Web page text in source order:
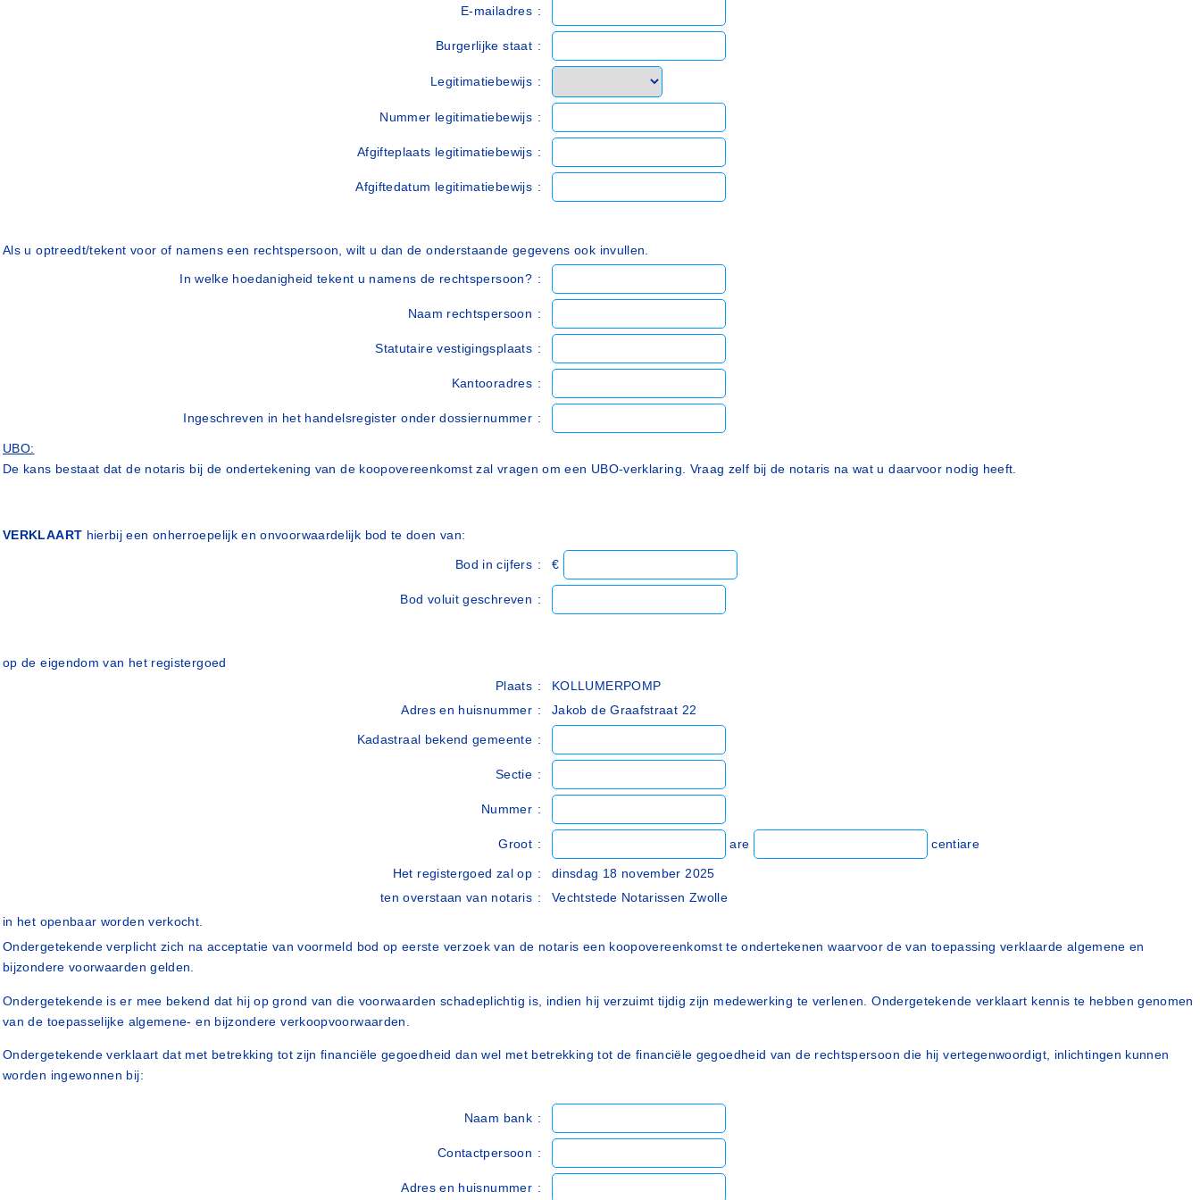
E-mailadres :
Burgerlijke staat :
Legitimatiebewijs :
Nummer legitimatiebewijs :
Afgifteplaats legitimatiebewijs :
Afgiftedatum legitimatiebewijs :
Als u optreedt/tekent voor of namens een rechtspersoon, wilt u dan de onderstaande gegevens ook invullen.
In welke hoedanigheid tekent u namens de rechtspersoon? :
Naam rechtspersoon :
Statutaire vestigingsplaats :
Kantooradres :
Ingeschreven in het handelsregister onder dossiernummer :
UBO:
De kans bestaat dat de notaris bij de ondertekening van de koopovereenkomst zal vragen om een UBO-verklaring. Vraag zelf bij de notaris na wat u daarvoor nodig heeft.
VERKLAART hierbij een onherroepelijk en onvoorwaardelijk bod te doen van:
Bod in cijfers : €
Bod voluit geschreven :
op de eigendom van het registergoed
Plaats :
KOLLUMERPOMP
Adres en huisnummer : Jakob de Graafstraat 22
Kadastraal bekend gemeente :
Sectie :
Nummer :
Groot : are centiare
Het registergoed zal op :
dinsdag 18 november 2025
ten overstaan van notaris :
Vechtstede Notarissen Zwolle
in het openbaar worden verkocht.
Ondergetekende verplicht zich na acceptatie van voormeld bod op eerste verzoek van de notaris een koopovereenkomst te ondertekenen waarvoor de van toepassing verklaarde algemene en
bijzondere voorwaarden gelden.
Ondergetekende is er mee bekend dat hij op grond van die voorwaarden schadeplichtig is, indien hij verzuimt tijdig zijn medewerking te verlenen. Ondergetekende verklaart kennis te hebben genomen
van de toepasselijke algemene- en bijzondere verkoopvoorwaarden.
Ondergetekende verklaart dat met betrekking tot zijn financiële gegoedheid dan wel met betrekking tot de financiële gegoedheid van de rechtspersoon die hij vertegenwoordigt, inlichtingen kunnen
worden ingewonnen bij:
Naam bank :
Contactpersoon :
Adres en huisnummer :